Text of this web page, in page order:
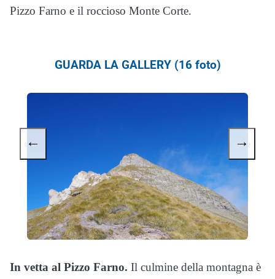
Pizzo Farno e il roccioso Monte Corte.
GUARDA LA GALLERY (16 foto)
← →
In vetta al Pizzo Farno. Il culmine della montagna è